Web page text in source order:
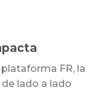
FR, la
lado a lado